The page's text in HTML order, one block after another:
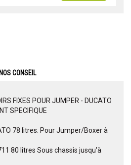
NOS CONSEIL
FIXES POUR JUMPER - DUCATO
SPECIFIQUE
78 litres. Pour Jumper/Boxer à
80 litres Sous chassis jusqu'à